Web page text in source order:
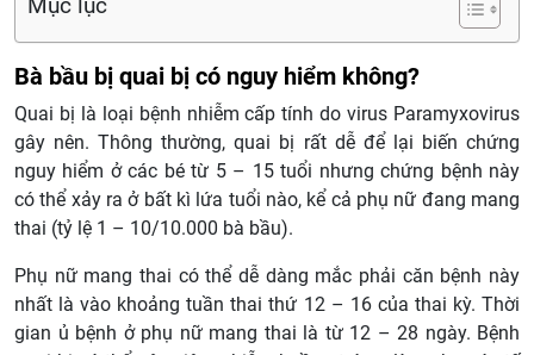
Bà bầu bị quai bị có nguy hiểm không?
Quai bị là loại bệnh nhiễm cấp tính do virus Paramyxovirus
gây nên. Thông thường, quai bị rất dễ để lại biến chứng
nguy hiểm ở các bé từ 5 – 15 tuổi nhưng chứng bệnh này
có thể xảy ra ở bất kì lứa tuổi nào, kể cả phụ nữ đang mang
thai (tỷ lệ 1 – 10/10.000 bà bầu).
Phụ nữ mang thai có thể dễ dàng mắc phải căn bệnh này
nhất là vào khoảng tuần thai thứ 12 – 16 của thai kỳ. Thời
gian ủ bệnh ở phụ nữ mang thai là từ 12 – 28 ngày. Bệnh